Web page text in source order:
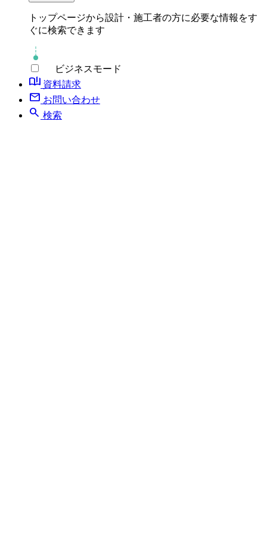
トップページから設計・施工者の方に必要な情報をす
ぐに検索できます
ビジネスモード
book_ribbon 資料請求
mail お問い合わせ
search 検索